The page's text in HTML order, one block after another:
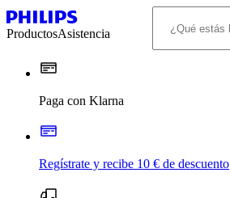
ProductosAsistencia
Paga con Klarna
Regístrate y recibe 10 € de descuento